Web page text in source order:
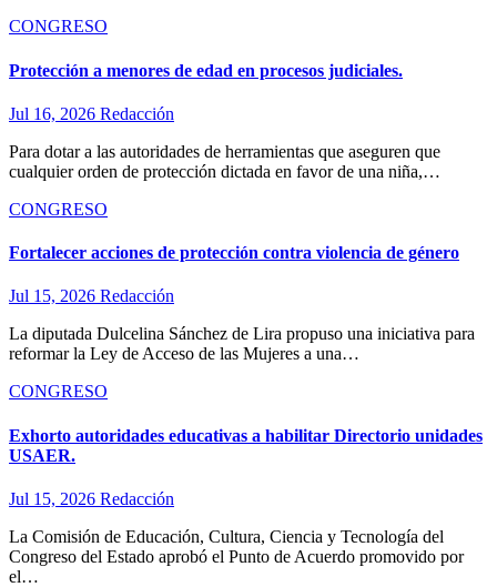
CONGRESO
Protección a menores de edad en procesos judiciales.
Jul 16, 2026 Redacción
Para dotar a las autoridades de herramientas que aseguren que
cualquier orden de protección dictada en favor de una niña,…
CONGRESO
Fortalecer acciones de protección contra violencia de género
Jul 15, 2026 Redacción
La diputada Dulcelina Sánchez de Lira propuso una iniciativa para
reformar la Ley de Acceso de las Mujeres a una…
CONGRESO
Exhorto autoridades educativas a habilitar Directorio unidades
USAER.
Jul 15, 2026 Redacción
La Comisión de Educación, Cultura, Ciencia y Tecnología del
Congreso del Estado aprobó el Punto de Acuerdo promovido por
el…